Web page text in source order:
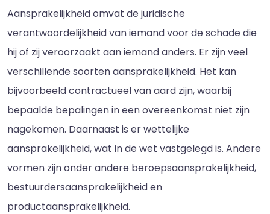
Aansprakelijkheid omvat de juridische
verantwoordelijkheid van iemand voor de schade die
hij of zij veroorzaakt aan iemand anders. Er zijn veel
verschillende soorten aansprakelijkheid. Het kan
bijvoorbeeld contractueel van aard zijn, waarbij
bepaalde bepalingen in een overeenkomst niet zijn
nagekomen. Daarnaast is er wettelijke
aansprakelijkheid, wat in de wet vastgelegd is. Andere
vormen zijn onder andere beroepsaansprakelijkheid,
bestuurdersaansprakelijkheid en
productaansprakelijkheid.